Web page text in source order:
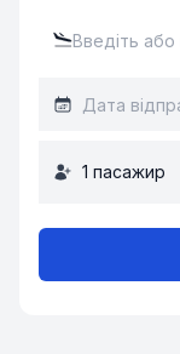
1 пасажир